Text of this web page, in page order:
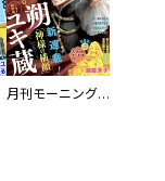
月刊モーニング・ツー